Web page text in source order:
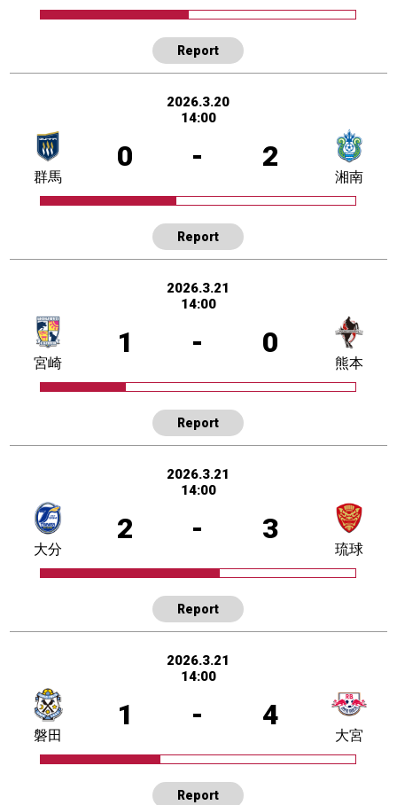
Report
2026.3.20
14:00
0 - 2
群馬 湘南
Report
2026.3.21
14:00
1 - 0
宮崎 熊本
Report
2026.3.21
14:00
2 - 3
大分 琉球
Report
2026.3.21
14:00
1 - 4
磐田 大宮
Report